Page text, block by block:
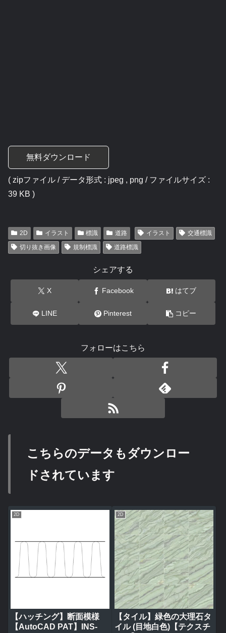
無料ダウンロード
( zipファイル / データ形式 : jpeg , png / ファイルサイズ :
39 KB )
2D イラスト 標識 道路 イラスト
交通標識
切り抜き画像
規制標識 道路標識
シェアする
X Facebook はてブ
LINE Pinterest コピー
フォローはこちら
こちらのデータもダウンロー
ドされています
2D
【ハッチング】断面模様
【AutoCAD PAT】INS-
2D
【タイル】緑色の大理石タ
イル (目地白色)【テクスチ